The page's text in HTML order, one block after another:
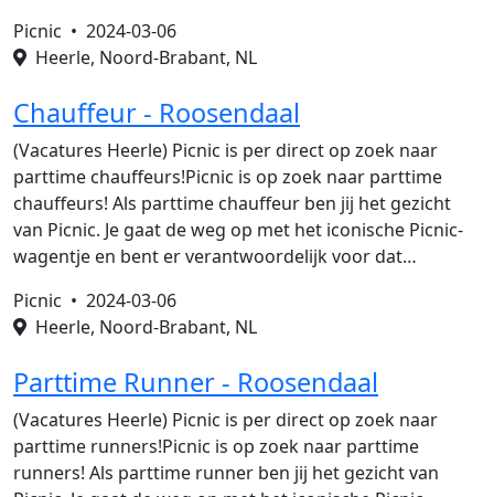
Picnic • 2024-03-06
Heerle, Noord-Brabant, NL
Chauffeur - Roosendaal
(Vacatures Heerle) Picnic is per direct op zoek naar
parttime chauffeurs!Picnic is op zoek naar parttime
chauffeurs! Als parttime chauffeur ben jij het gezicht
van Picnic. Je gaat de weg op met het iconische Picnic-
wagentje en bent er verantwoordelijk voor dat…
Picnic • 2024-03-06
Heerle, Noord-Brabant, NL
Parttime Runner - Roosendaal
(Vacatures Heerle) Picnic is per direct op zoek naar
parttime runners!Picnic is op zoek naar parttime
runners! Als parttime runner ben jij het gezicht van